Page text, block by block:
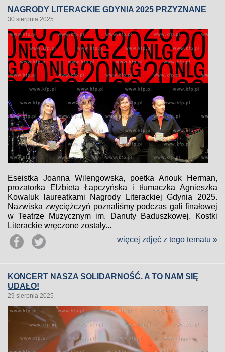
NAGRODY LITERACKIE GDYNIA 2025 PRZYZNANE
30 sierpnia 2025
Eseistka Joanna Wilengowska, poetka Anouk Herman,
prozatorka Elżbieta Łapczyńska i tłumaczka Agnieszka
Kowaluk laureatkami Nagrody Literackiej Gdynia 2025.
Nazwiska zwyciężczyń poznaliśmy podczas gali finałowej
w Teatrze Muzycznym im. Danuty Baduszkowej. Kostki
Literackie wręczone zostały...
więcej zdjęć z tego tematu »
KONCERT NASZA SOLIDARNOŚĆ. A TO NAM SIĘ
UDAŁO!
29 sierpnia 2025